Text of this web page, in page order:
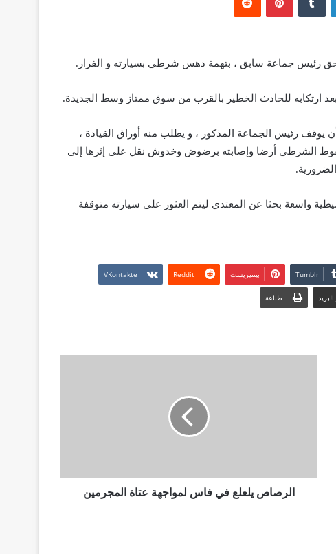
حق رئيس جماعة سابق ، بتهمة دهس شرطي بسيارته و الفرار.
ارتكابه للحادث الخطير بالقرب من سوق ممتاز وسط الجديدة.
رئيس الجماعة المذكور ، و يطلب منه أوراق القيادة ،
الشرطي أرضا وإصابته برضوض وخدوش نقل على إثرها إلى
واسعة بحثا عن المعتدي ليتم العثور على سيارته متوقفة
بينتيريست
طباعة
الرصاص يلعلع في فاس لمواجهة عتاة المجرمين